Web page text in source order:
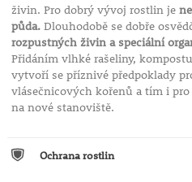
živin. Pro dobrý vývoj rostlin je
půda.Dlouhodobě se dobře
rozpustných živin a speciální
Přidáním vlhké rašeliny,
vytvoří se příznivé předpoklady
vlásečnicových kořenů a tím i
na nové stanoviště.
Ochrana rostlin